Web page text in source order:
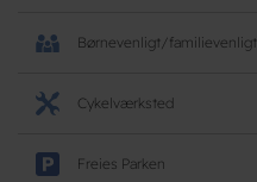
Børnevenligt/familievenligt
Cykelværksted
Freies Parken